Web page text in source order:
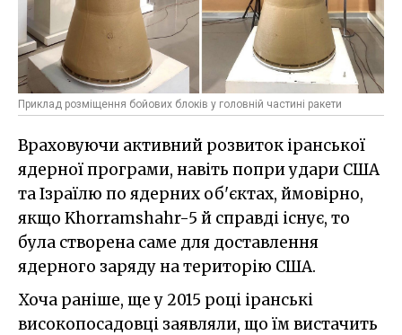
Приклад розміщення бойових блоків у головній частині ракети
Враховуючи активний розвиток іранської
ядерної програми, навіть попри удари США
та Ізраїлю по ядерних об'єктах, ймовірно,
якщо Khorramshahr-5 й справді існує, то
була створена саме для доставлення
ядерного заряду на територію США.
Хоча раніше, ще у 2015 році іранські
високопосадовці заявляли, що їм вистачить